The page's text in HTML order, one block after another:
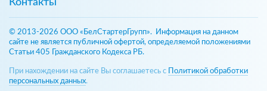
© 2013-2026 ООО «БелСтартерГрупп». Информация на данном
сайте не является публичной офертой, определяемой положениями
Статьи 405 Гражданского Кодекса РБ.
При нахождении на сайте Вы соглашаетесь с
Политикой обработки
персональных данных.